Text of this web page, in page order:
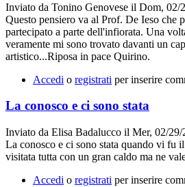
Inviato da Tonino Genovese il Dom, 02/
Questo pensiero va al Prof. De Ieso che
partecipato a parte dell'infiorata. Una
veramente mi sono trovato davanti un
artistico...Riposa in pace Quirino.
Accedi o registrati per inserire
La conosco e ci sono stata
Inviato da Elisa Badalucco il Mer, 02/
La conosco e ci sono stata quando vi fu
visitata tutta con un gran caldo ma ne
Accedi o registrati per inserire